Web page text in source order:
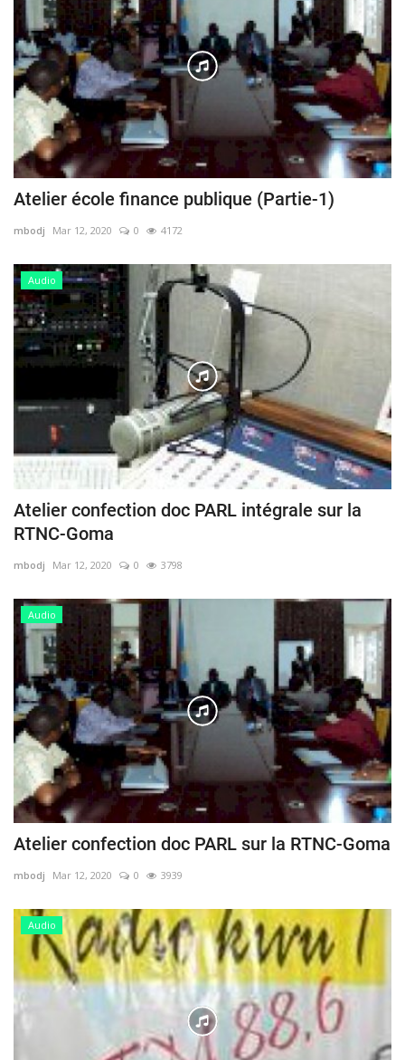
Atelier école finance publique (Partie-1)
mbodj Mar 12, 2020 0 4172
Audio
Atelier confection doc PARL intégrale sur la
RTNC-Goma
mbodj Mar 12, 2020 0 3798
Audio
Atelier confection doc PARL sur la RTNC-Goma
mbodj Mar 12, 2020 0 3939
Audio